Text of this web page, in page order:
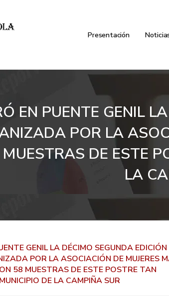
Presentación
EN PUENTE GENIL
POR LA
DE ESTE
LA
GENIL LA DÉCIMO SEGUNDA
POR LA ASOCIACIÓN DE MUJERES
58 MUESTRAS DE ESTE POSTRE TAN
DE LA CAMPIÑA SUR